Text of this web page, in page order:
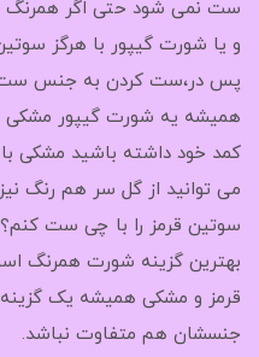
ست نمی شود حتی اگر همرنگ
و یا شورت گیپور با هرگز
پس در،ست کردن به جنس
همیشه یه شورت گیپور مشکی
کمد خود داشته باشید مشکی
می توانید از گل سر هم رنگ
سوتین قرمز را با چی ست کنم؟
بهترین گزینه شورت همرنگ
قرمز و مشکی همیشه یک
جنسشان هم متفاوت نباشد.